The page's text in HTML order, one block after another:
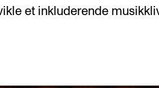
et inkluderende